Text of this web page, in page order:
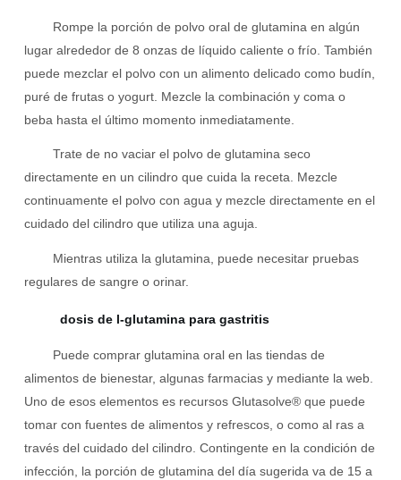
Rompe la porción de polvo oral de glutamina en algún
lugar alrededor de 8 onzas de líquido caliente o frío. También
puede mezclar el polvo con un alimento delicado como budín,
puré de frutas o yogurt. Mezcle la combinación y coma o
beba hasta el último momento inmediatamente.
Trate de no vaciar el polvo de glutamina seco
directamente en un cilindro que cuida la receta. Mezcle
continuamente el polvo con agua y mezcle directamente en el
cuidado del cilindro que utiliza una aguja.
Mientras utiliza la glutamina, puede necesitar pruebas
regulares de sangre o orinar.
dosis de l-glutamina para gastritis
Puede comprar glutamina oral en las tiendas de
alimentos de bienestar, algunas farmacias y mediante la web.
Uno de esos elementos es recursos Glutasolve® que puede
tomar con fuentes de alimentos y refrescos, o como al ras a
través del cuidado del cilindro. Contingente en la condición de
infección, la porción de glutamina del día sugerida va de 15 a